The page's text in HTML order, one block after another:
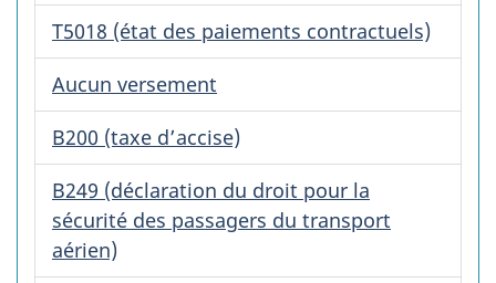
T5018 (état des paiements contractuels)
Aucun versement
B200 (taxe d’accise)
B249 (déclaration du droit pour la
sécurité des passagers du transport
aérien)